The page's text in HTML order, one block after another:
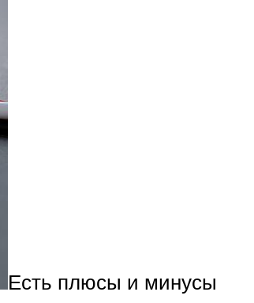
Есть плюсы и минусы